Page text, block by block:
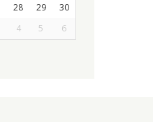
28 29
30
4 5 6